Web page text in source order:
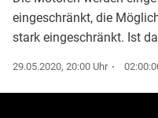
eingeschränkt, die
stark eingeschränkt. Ist
29.05.2020, 20:00 Uhr